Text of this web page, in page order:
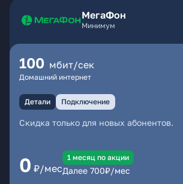
МегаФон
Минимум
100 мбит/сек
Домашний интернет
Детали Подключение
Скидка только для новых абонентов.
0 ₽/мес
1 месяц по акции
Далее 700₽/мес